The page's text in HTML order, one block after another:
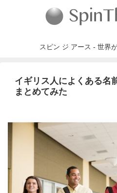
スピン ジ アース - 世界
イギリス人によくある名
まとめてみた